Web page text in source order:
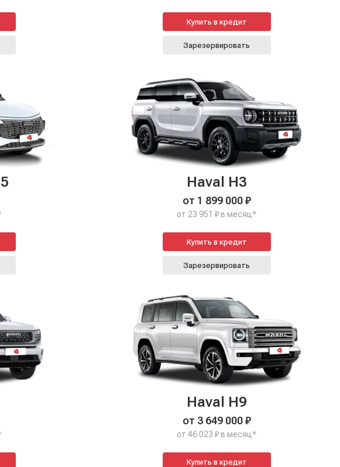
Купить в кредит
Зарезервировать
Haval H3
от 1 899 000 ₽
от 23 951 ₽ в месяц*
Купить в кредит
Зарезервировать
Haval H9
от 3 649 000 ₽
от 46 023 ₽ в месяц*
Купить в кредит